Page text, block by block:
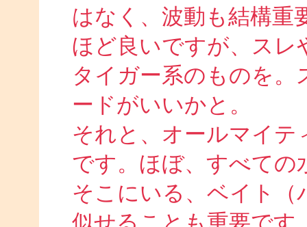
はなく、波動も結構重
ほど良いですが、スレ
タイガー系のものを。
ードがいいかと。
それと、オールマイ
です。ほぼ、すべての
そこにいる、ベイト（